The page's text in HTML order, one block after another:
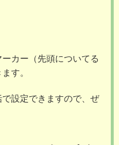
カー（先頭についてる
す。
設定できますので、ぜ